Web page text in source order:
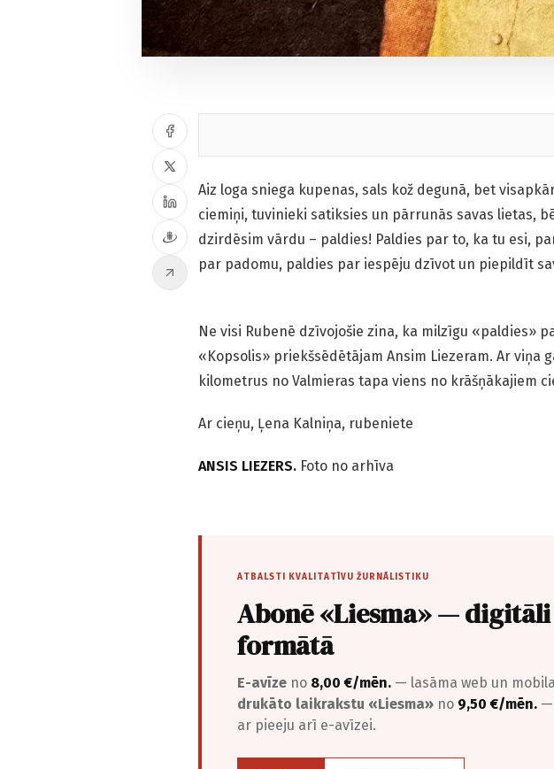
Aiz loga sniega kupenas, sals kož degunā, bet
ciemiņi, tuvinieki satiksies un pārrunās savas lietas,
dzirdēsim vārdu – paldies! Paldies par to, ka tu esi,
par padomu, paldies par iespēju dzīvot un piepildīt
Ne visi Rubenē dzīvojošie zina, ka milzīgu «paldies»
«Kopsolis» priekšsēdētājam Ansim Liezeram. Ar viņa
kilometrus no Valmieras tapa viens no krāšņākajiem
Ar cieņu, Ļena Kalniņa, rubeniete
ANSIS LIEZERS. Foto no arhīva
ATBALSTI KVALITATĪVU ŽURNĀLISTIKU
Abonē «Liesma» —
formātā
E-avīze no 8,00 €/mēn. — lasāma web un
drukāto laikrakstu «Liesma» no 9,50 €/mēn. —
ar pieeju arī e-avīzei.